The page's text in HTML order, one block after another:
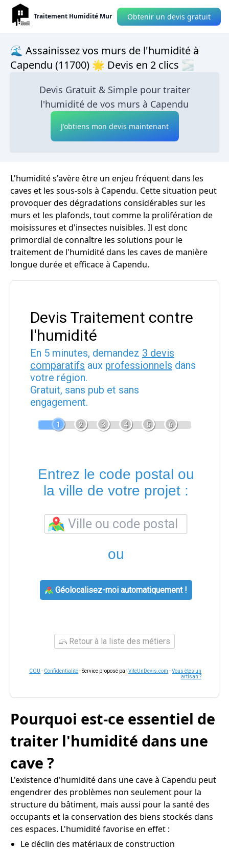
Traitement Humidité Mur Obtenir un devis gratuit
🌊 Assainissez vos murs de l'humidité à
Capendu (11700) 🌟 Devis en 2 clics 🌫
Devis Gratuit & Simple pour traiter
l'humidité de vos murs à Capendu
J'obtiens mon devis maintenant
L'humidité s'avère être un enjeu fréquent dans les
caves et les sous-sols à Capendu. Cette situation peut
provoquer des dégradations considérables sur les
murs et les plafonds, tout comme la prolifération de
moisissures et d'insectes nuisibles. Il est donc
primordial de connaître les solutions pour le
traitement de l'humidité dans les caves de manière
longue durée et efficace à Capendu.
Devis Traitement contre
l'humidité
En 5 minutes, demandez 3 devis
comparatifs aux professionnels dans
votre région.
Gratuit, sans pub et sans
engagement.
1 2 3 4 5 6
Entrez le code postal ou
la ville de votre projet :
ou
Géolocalisez-moi automatiquement !
Retour à la liste des métiers
CGU - Confidentialité- Service proposé parViteUnDevis.com -Vous êtes un
artisan ?
Pourquoi est-ce essentiel de
traiter l'humidité dans une
cave ?
L'existence d'humidité dans une cave à Capendu peut
engendrer des problèmes non seulement pour la
structure du bâtiment, mais aussi pour la santé des
occupants et la conservation des biens stockés dans
ces espaces. L'humidité favorise en effet :
Le déclin des matériaux de construction